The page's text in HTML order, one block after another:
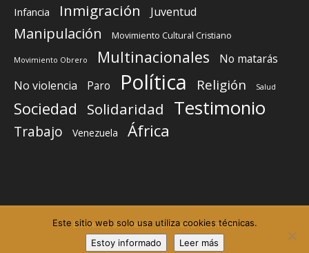
Infancia Inmigración Juventud
Manipulación Movimiento Cultural Cristiano
Movimiento Obrero Multinacionales
No matarás
No violencia
Paro Política Religión Salud
Sociedad Solidaridad Testimonio
Trabajo Venezuela África
Elemento del menú Elemento del menú
©
Este sitio web solo usa utiliza cookies técnicas.
Estoy informado
Leer más